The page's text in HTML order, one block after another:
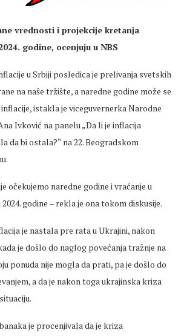
vrednosti i projekcije kretanja
godine, ocenjuju u NBS
u Srbiji posledica je prelivanja svetskih
na naše tržište, a naredne godine može se
istakla je viceguvernerka Narodne
Ivković na panelu „Da li je inflacija
da bi ostala?“ na 22. Beogradskom
očekujemo naredne godine i vraćanje u
godine – rekla je ona tokom diskusije.
je nastala pre rata u Ukrajini, nakon
je došlo do naglog povećanja tražnje na
ponuda nije mogla da prati, pa je došlo do
a da je nakon toga ukrajinska kriza
je procenjivala da je kriza